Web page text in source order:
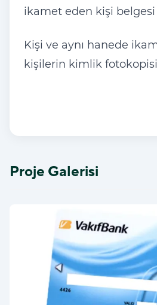
ikamet eden kişi belgesi
Kişi ve aynı hanede
kişilerin kimlik fotokopisi
Proje Galerisi